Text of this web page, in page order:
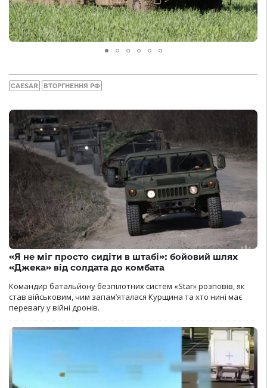
CAESAR ВТОРГНЕННЯ РФ
«Я не міг просто сидіти в штабі»: бойовий шлях
«Джека» від солдата до комбата
Командир батальйону безпілотних систем «Star» розповів, як
став військовим, чим запам’яталася Курщина та хто нині має
перевагу у війні дронів.